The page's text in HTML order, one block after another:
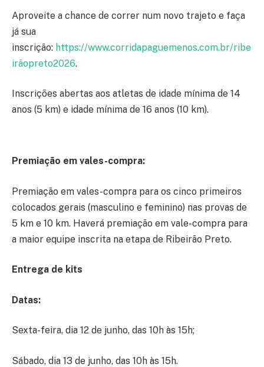
Aproveite a chance de correr num novo trajeto e faça
já sua
inscrição: https://www.corridapaguemenos.com.br/ribe
irãopreto2026.
Inscrições abertas aos atletas de idade mínima de 14
anos (5 km) e idade mínima de 16 anos (10 km).
Premiação em vales-compra:
Premiação em vales-compra para os cinco primeiros
colocados gerais (masculino e feminino) nas provas de
5 km e 10 km. Haverá premiação em vale-compra para
a maior equipe inscrita na etapa de Ribeirão Preto.
Entrega de kits
Datas:
Sexta-feira, dia 12 de junho, das 10h às 15h;
Sábado, dia 13 de junho, das 10h às 15h.